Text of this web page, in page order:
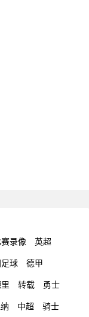
赛录像 英超
球 德甲
转载 勇士
中超 骑士